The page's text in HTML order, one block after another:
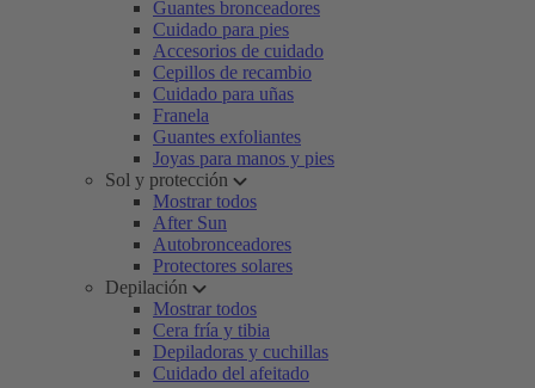
Guantes bronceadores
Cuidado para pies
Accesorios de cuidado
Cepillos de recambio
Cuidado para uñas
Franela
Guantes exfoliantes
Joyas para manos y pies
Sol y protección
Mostrar todos
After Sun
Autobronceadores
Protectores solares
Depilación
Mostrar todos
Cera fría y tibia
Depiladoras y cuchillas
Cuidado del afeitado